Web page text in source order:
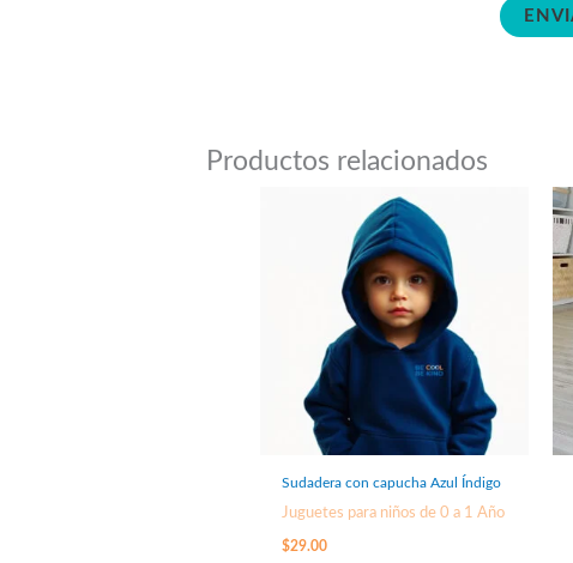
Productos relacionados
Sudadera con capucha Azul Índigo
Juguetes para niños de 0 a 1 Año
$29.00